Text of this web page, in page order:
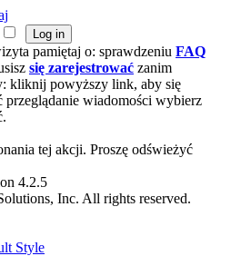
pamiętaj o: sprawdzeniu FAQ
się zarejestrować zanim
kliknij powyższy link, aby się
przeglądanie wiadomości wybierz
tej akcji. Proszę odświeżyć
4.2.5
Inc. All rights reserved.
Style